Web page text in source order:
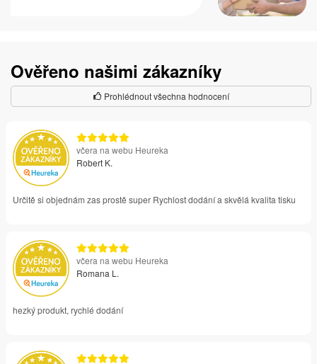
Ověřeno našimi zákazníky
Prohlédnout všechna hodnocení
včera na webu Heureka
Robert K.
Určitě si objednám zas prostě super Rychlost dodání a skvělá kvalita tisku
včera na webu Heureka
Romana L.
hezký produkt, rychlé dodání